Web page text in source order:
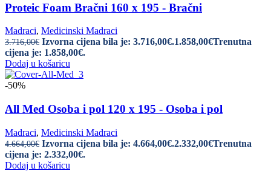
Proteic Foam Bračni 160 x 195 - Bračni
Madraci, Medicinski Madraci
3.716,00€ Izvorna cijena bila je: 3.716,00€.1.858,00€Trenutna
cijena je: 1.858,00€.
Dodaj u košaricu
-50%
All Med Osoba i pol 120 x 195 - Osoba i pol
Madraci, Medicinski Madraci
4.664,00€ Izvorna cijena bila je: 4.664,00€.2.332,00€Trenutna
cijena je: 2.332,00€.
Dodaj u košaricu